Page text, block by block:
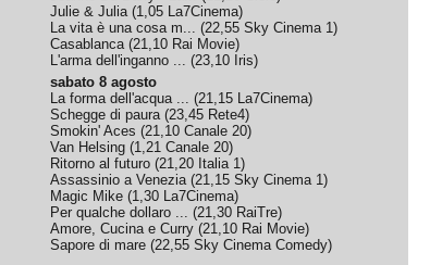
Julie & Julia(1,05 La7Cinema)
La vita è una cosa m... (22,55 Sky Cinema 1)
Casablanca(21,10 Rai Movie)
L'arma dell'inganno ... (23,10 Iris)
sabato 8 agosto
La forma dell'acqua ... (21,15 La7Cinema)
Schegge di paura(23,45 Rete4)
Smokin' Aces (21,10 Canale 20)
Van Helsing (1,21 Canale 20)
Ritorno al futuro (21,20 Italia 1)
Assassinio a Venezia(21,15 Sky Cinema 1)
Magic Mike (1,30 La7Cinema)
Per qualche dollaro ... (21,30 RaiTre)
Amore, Cucina e Curry (21,10 Rai Movie)
Sapore di mare (22,55 Sky Cinema Comedy)